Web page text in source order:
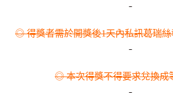
◎ 得獎者需於開獎後1天內私訊葛瑞
◎ 本次得獎不得要求兌換成